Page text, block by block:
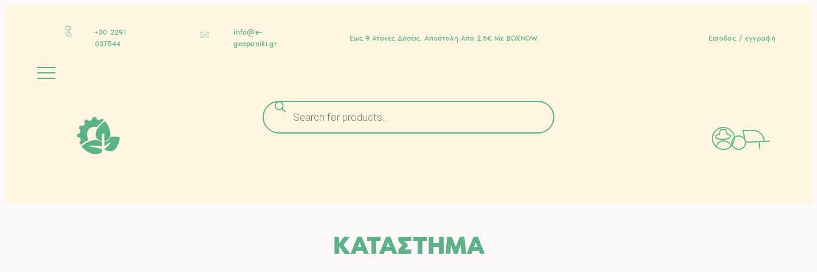
+30 2291
037544
info@e-
geoponiki.gr
Έως 9 Άτοκες Δόσεις. Αποστολή Από 2.5€ Με BOXNOW. Είσοδος / εγγραφή
Α
ν
ΚΑΤΑΣΤΗΜΑ